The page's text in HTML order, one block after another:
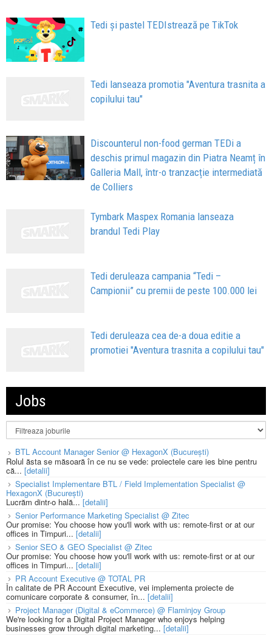
Tedi și pastel TEDIstrează pe TikTok
Tedi lanseaza promotia "Aventura trasnita a
copilului tau"
Discounterul non-food german TEDi a
deschis primul magazin din Piatra Neamț în
Galleria Mall, într-o tranzacție intermediată
de Colliers
Tymbark Maspex Romania lanseaza
brandul Tedi Play
Tedi deruleaza campania “Tedi –
Campionii” cu premii de peste 100.000 lei
Tedi deruleaza cea de-a doua editie a
promotiei "Aventura trasnita a copilului tau"
Jobs
BTL Account Manager Senior @ HexagonX (București)
Rolul ăsta se măsoară în ce nu se vede: proiectele care ies bine pentru
că... [detalii]
Specialist Implementare BTL / Field Implementation Specialist @
HexagonX (București)
Lucrăm dintr-o hală...[detalii]
Senior Performance Marketing Specialist @ Zitec
Our promise: You choose how you'll work with us: remote-first or at our
offices in Timpuri... [detalii]
Senior SEO & GEO Specialist @ Zitec
Our promise: You choose how you'll work with us: remote-first or at our
offices in Timpuri... [detalii]
PR Account Executive @ TOTAL PR
În calitate de PR Account Executive, vei implementa proiecte de
comunicare corporate & consumer, în... [detalii]
Project Manager (Digital & eCommerce) @ Flaminjoy Group
We're looking for a Digital Project Manager who enjoys helping
businesses grow through digital marketing... [detalii]